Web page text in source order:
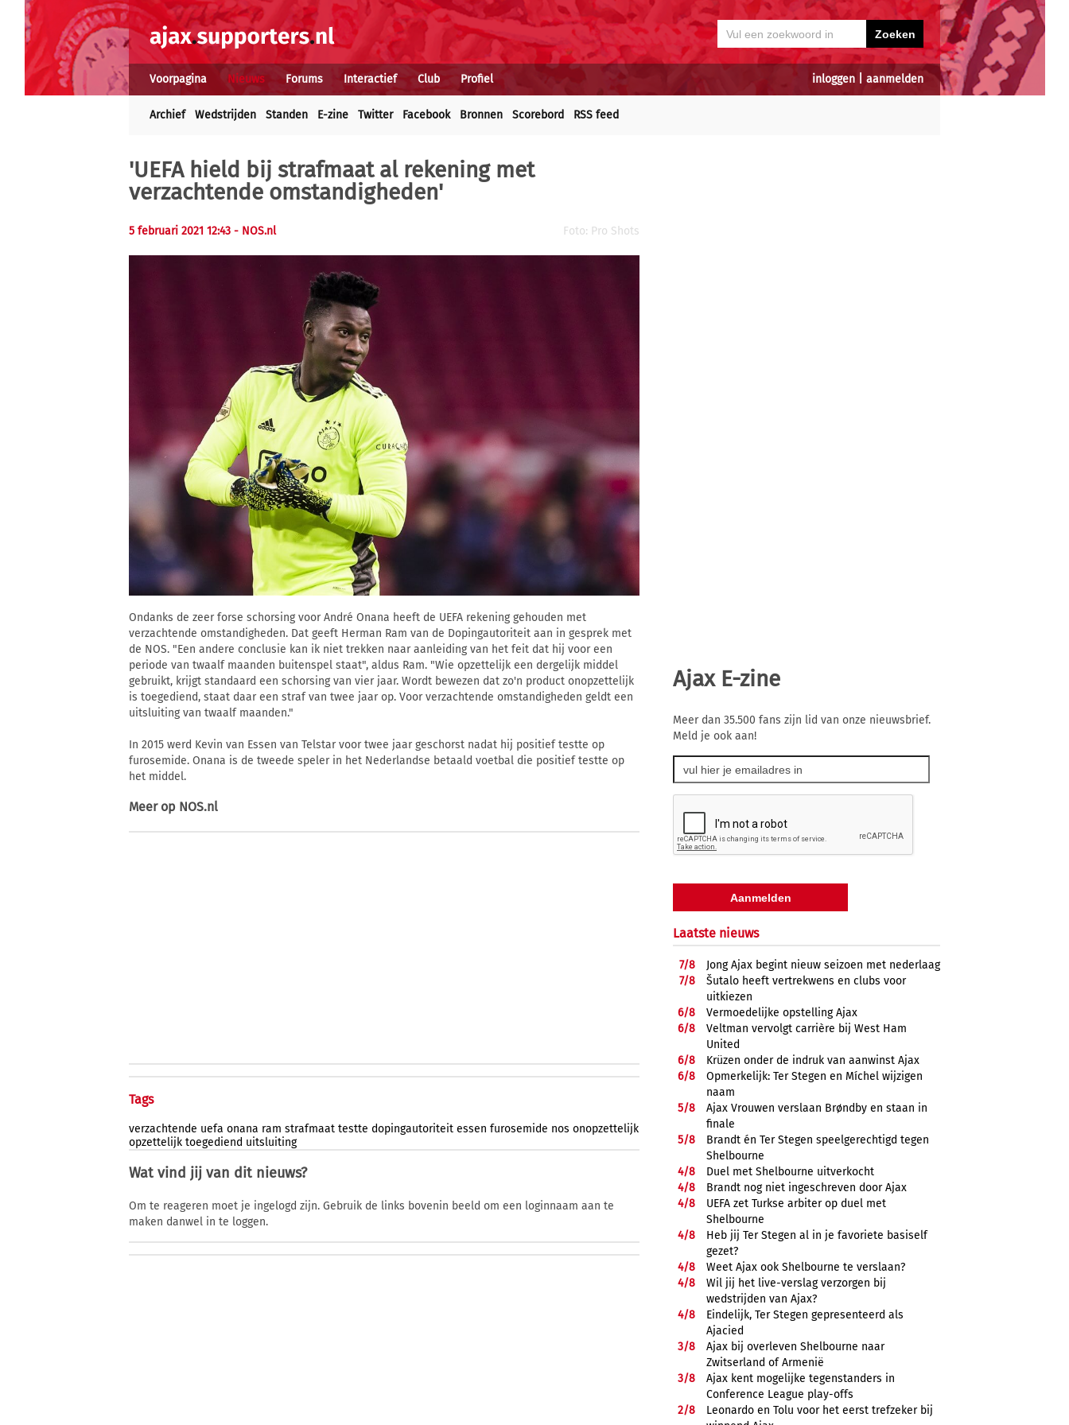
inloggen aanmelden
Voorpagina Nieuws Forums Interactief Club Profiel
Archief Wedstrijden Standen E-zine Twitter Facebook Bronnen Scorebord RSS feed
'UEFA hield bij strafmaat al rekening met
verzachtende omstandigheden'
5 februari 2021 12:43 - NOS.nl Foto: Pro Shots
Ondanks de zeer forse schorsing voor André Onana heeft de UEFA rekening gehouden met
verzachtende omstandigheden. Dat geeft Herman Ram van de Dopingautoriteit aan in gesprek met
de NOS. "Een andere conclusie kan ik niet trekken naar aanleiding van het feit dat hij voor een
periode van twaalf maanden buitenspel staat", aldus Ram. "Wie opzettelijk een dergelijk middel
gebruikt, krijgt standaard een schorsing van vier jaar. Wordt bewezen dat zo'n product onopzettelijk
is toegediend, staat daar een straf van twee jaar op. Voor verzachtende omstandigheden geldt een
uitsluiting van twaalf maanden."
In 2015 werd Kevin van Essen van Telstar voor twee jaar geschorst nadat hij positief testte op
furosemide. Onana is de tweede speler in het Nederlandse betaald voetbal die positief testte op
het middel.
Meer op NOS.nl
Tags
verzachtende uefa onana ram strafmaat testte dopingautoriteit essen furosemide nos onopzettelijk
opzettelijk toegediend uitsluiting
Wat vind jij van dit nieuws?
Om te reageren moet je ingelogd zijn. Gebruik de links bovenin beeld om een loginnaam aan te
maken danwel in te loggen.
Ajax E-zine
Meer dan 35.500 fans zijn lid van onze nieuwsbrief.
Meld je ook aan!
Laatste nieuws
7/8
Jong Ajax begint nieuw seizoen met nederlaag
7/8
Šutalo heeft vertrekwens en clubs voor
uitkiezen
6/8
Vermoedelijke opstelling Ajax
6/8
Veltman vervolgt carrière bij West Ham
United
6/8
Krüzen onder de indruk van aanwinst Ajax
6/8
Opmerkelijk: Ter Stegen en Míchel wijzigen
naam
5/8
Ajax Vrouwen verslaan Brøndby en staan in
finale
5/8
Brandt én Ter Stegen speelgerechtigd tegen
Shelbourne
4/8
Duel met Shelbourne uitverkocht
4/8
Brandt nog niet ingeschreven door Ajax
4/8
UEFA zet Turkse arbiter op duel met
Shelbourne
4/8
Heb jij Ter Stegen al in je favoriete basiself
gezet?
4/8
Weet Ajax ook Shelbourne te verslaan?
4/8
Wil jij het live-verslag verzorgen bij
wedstrijden van Ajax?
4/8
Eindelijk, Ter Stegen gepresenteerd als
Ajacied
3/8
Ajax bij overleven Shelbourne naar
Zwitserland of Armenië
3/8
Ajax kent mogelijke tegenstanders in
Conference League play-offs
2/8
Leonardo en Tolu voor het eerst trefzeker bij